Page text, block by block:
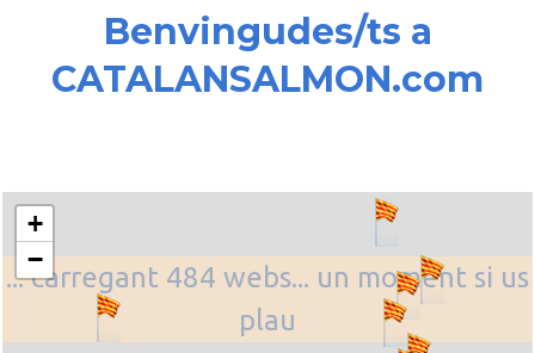
Benvingudes/ts a
CATALANSALMON.com
... carregant 484 webs... un moment si us
plau
+
−